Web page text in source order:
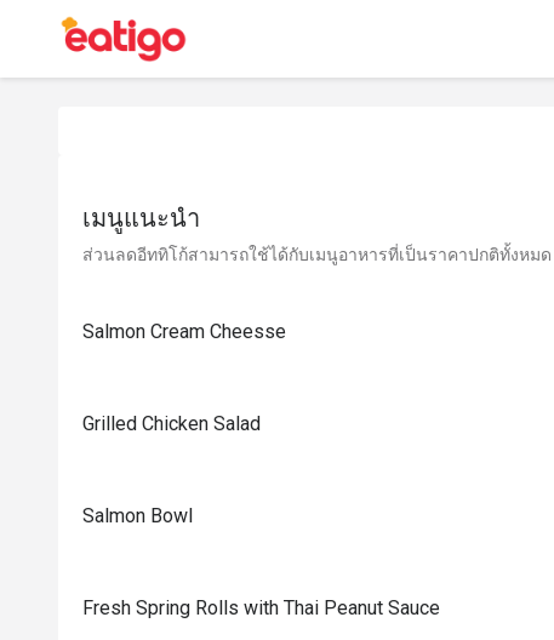
เมนูแนะนำ
ส่วนลดอีททิโก้สามารถใช้ได้กับเมนูอาหารที่เป็นราคาปกติทั้งหมด
Salmon Cream Cheesse
Grilled Chicken Salad
Salmon Bowl
Fresh Spring Rolls with Thai Peanut Sauce